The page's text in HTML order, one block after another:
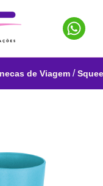
de Viagem /